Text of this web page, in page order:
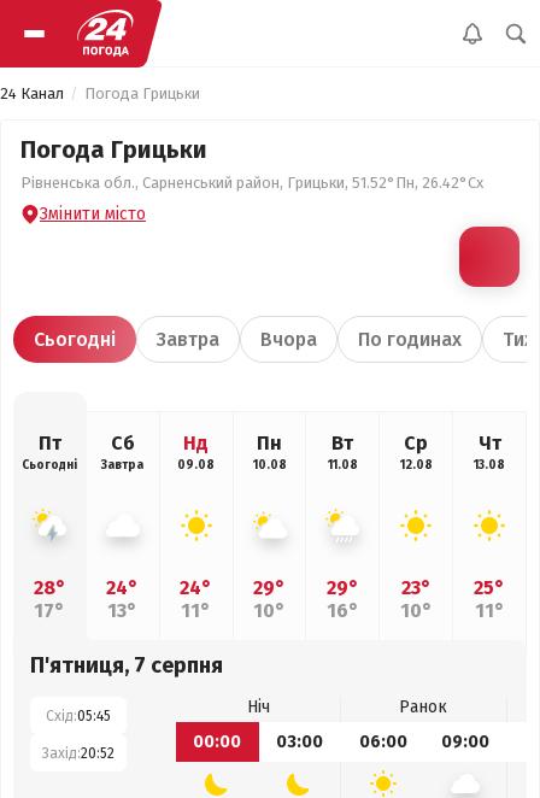
24 Канал Погода Грицьки
Погода Грицьки
Рівненська обл., Сарненський район, Грицьки, 51.52°Пн, 26.42°Сх
Змінити місто
Сьогодні Завтра Вчора По годинах
Пт
Сьогодні
28°
17°
Сб
Завтра
24°
13°
Нд
09.08
24°
11°
Пн
10.08
29°
10°
Вт
11.08
29°
16°
Ср
12.08
23°
10°
Чт
13.08
25°
11°
П'ятниця, 7 серпня
Схід:05:45
Захід:20:52
Ніч
Ранок
00:00
03:00 06:00 09:00